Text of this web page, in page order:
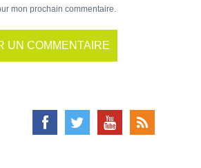
mon prochain commentaire.